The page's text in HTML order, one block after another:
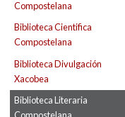
Compostelana
Biblioteca Cientifica
Compostelana
Biblioteca Divulgación
Xacobea
Biblioteca Literaria